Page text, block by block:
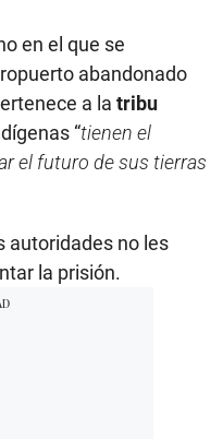
en el que se
abandonado
a la tribu
“tienen el
el futuro de sus tierras
autoridades no les
la prisión.